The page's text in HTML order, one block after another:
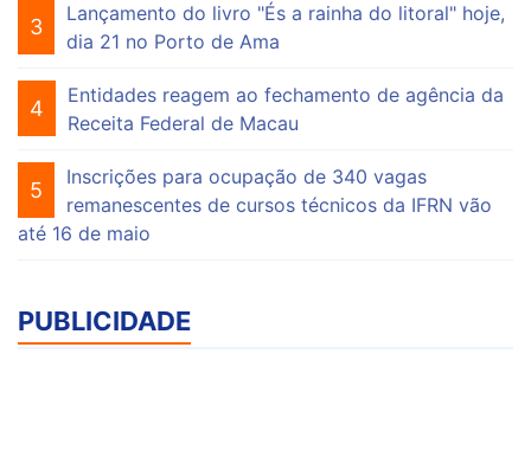
3
Lançamento do livro "És a rainha do litoral" hoje,
dia 21 no Porto de Ama
4
Entidades reagem ao fechamento de agência da
Receita Federal de Macau
5
Inscrições para ocupação de 340 vagas
remanescentes de cursos técnicos da IFRN vão
até 16 de maio
PUBLICIDADE